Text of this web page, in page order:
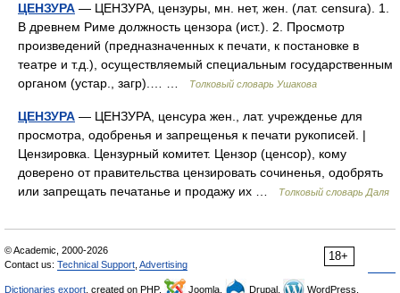
ЦЕНЗУРА — ЦЕНЗУРА, цензуры, мн. нет, жен. (лат. censura). 1.
В древнем Риме должность цензора (ист.). 2. Просмотр
произведений (предназначенных к печати, к постановке в
театре и т.д.), осуществляемый специальным государственным
органом (устар., загр).… …
Толковый словарь Ушакова
ЦЕНЗУРА — ЦЕНЗУРА, ценсура жен., лат. учрежденье для
просмотра, одобренья и запрещенья к печати рукописей. |
Цензировка. Цензурный комитет. Цензор (ценсор), кому
доверено от правительства цензировать сочиненья, одобрять
или запрещать печатанье и продажу их …
Толковый словарь Даля
18+
© Academic, 2000-2026
Contact us: Technical Support Advertising
Dictionaries export , created on PHP, Joomla, Drupal, WordPress,